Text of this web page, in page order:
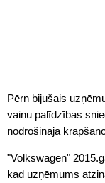
Pērn bijušais
vainu palīdzības
nodrošināja
"Volkswagen"
kad uzņēmums